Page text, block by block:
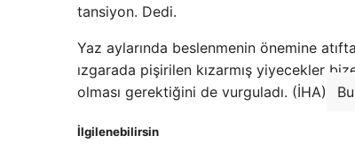
tansiyon. Dedi.
Yaz aylarında beslenmenin önemine
ızgarada pişirilen kızarmış yiyecekler
olması gerektiğini de vurguladı. (İHA)
İlgilenebilirsin